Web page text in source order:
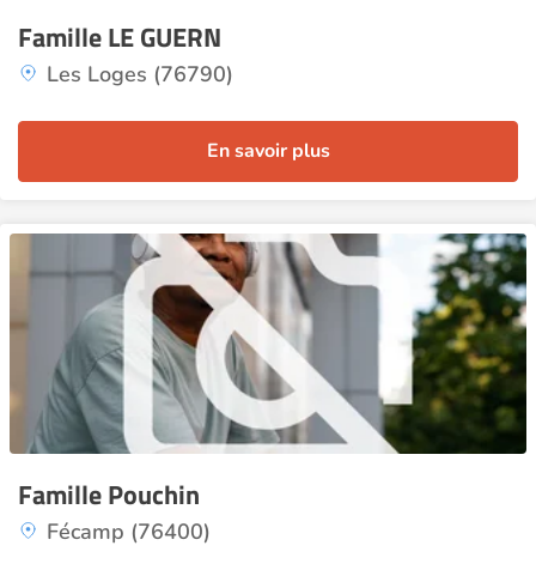
Famille LE GUERN
Les Loges (76790)
En savoir plus
Famille Pouchin
Fécamp (76400)